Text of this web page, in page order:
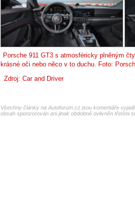
Porsche 911 GT3 s atmosféricky plněným
krásné oči nebo něco v to duchu. Foto:
Zdroj: Car and Driver
Všechny články na Autoforum.cz jsou komentáře
obsah sponzorován ani jinak obdobně ovlivněn třetími